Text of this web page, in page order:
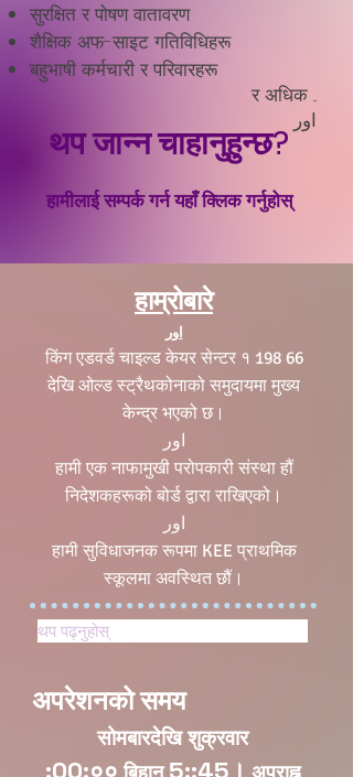
सुरक्षित र पोषण वातावरण
शैक्षिक अफ-साइट गतिविधिहरू
बहुभाषी कर्मचारी र परिवारहरू
र अधिक ...
اور
थप जान्न चाहानुहुन्छ?
हामीलाई सम्पर्क गर्न यहाँ क्लिक गर्नुहोस्
हाम्रोबारे
اور
किंग एडवर्ड चाइल्ड केयर सेन्टर १ 198 66
देखि ओल्ड स्ट्रैथकोनाको समुदायमा मुख्य
केन्द्र भएको छ।
اور
हामी एक नाफामुखी परोपकारी संस्था हौं
निदेशकहरूको बोर्ड द्वारा राखिएको।
اور
हामी सुविधाजनक रूपमा KEE प्राथमिक
स्कूलमा अवस्थित छौं।
थप पढ्नुहोस्
अपरेशनको समय
सोमबारदेखि शुक्रवार
:00:०० 5::45।